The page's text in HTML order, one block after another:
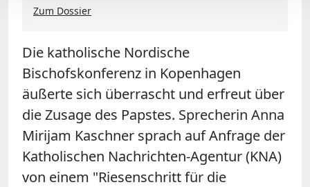
Zum Dossier
Die katholische Nordische
Bischofskonferenz in Kopenhagen
äußerte sich überrascht und erfreut über
die Zusage des Papstes. Sprecherin Anna
Mirijam Kaschner sprach auf Anfrage der
Katholischen Nachrichten-Agentur (KNA)
von einem "Riesenschritt für die